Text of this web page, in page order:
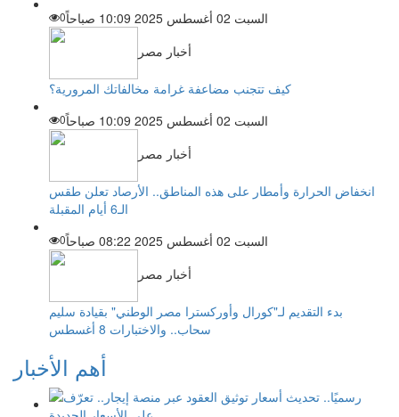
السبت 02 أغسطس 2025 10:09 صباحاً
0
أخبار مصر
كيف تتجنب مضاعفة غرامة مخالفاتك المرورية؟
السبت 02 أغسطس 2025 10:09 صباحاً
0
أخبار مصر
انخفاض الحرارة وأمطار على هذه المناطق.. الأرصاد تعلن طقس
الـ6 أيام المقبلة
السبت 02 أغسطس 2025 08:22 صباحاً
0
أخبار مصر
بدء التقديم لـ"كورال وأوركسترا مصر الوطني" بقيادة سليم
سحاب.. والاختبارات 8 أغسطس
أهم الأخبار